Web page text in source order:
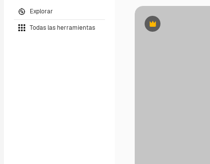
Explorar
Todas las herramientas Premium